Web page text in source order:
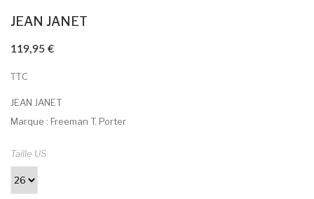
JEAN JANET
119,95 €
TTC
JEAN JANET
Marque : Freeman T. Porter
Taille US